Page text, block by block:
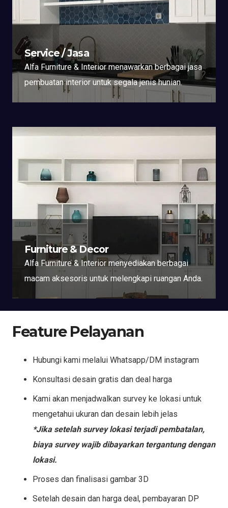
Service / Jasa
Alfa Furniture & Interior menawarkan berbagai jasa
pembuatan interior untuk segala jenis hunian.
Furniture & Decor
Alfa Furniture & Interior menyediakan berbagai
macam aksesoris untuk melengkapi ruangan Anda.
Feature Pelayanan
Hubungi kami melalui Whatsapp/DM instagram
Konsultasi desain gratis dan deal harga
Kami akan menjadwalkan survey ke lokasi untuk
mengetahui ukuran dan desain lebih jelas
*Jika setelah survey lokasi terjadi pembatalan,
biaya survey wajib dibayarkan tergantung dengan
lokasi.
Proses dan finalisasi gambar 3D
Setelah desain dan harga deal, pembayaran DP